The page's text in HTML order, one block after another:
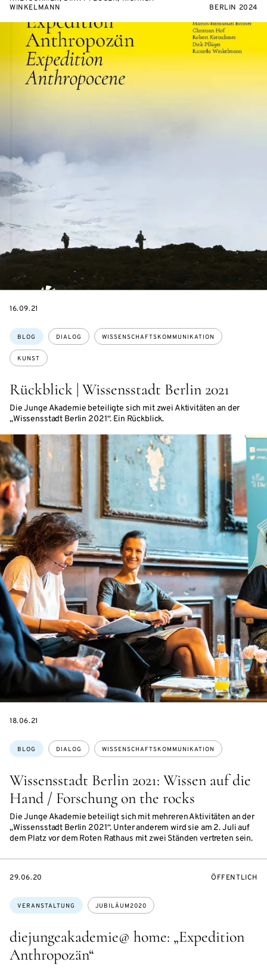
WINKELMANN
BERLIN 2024
Rückblick | Wissensstadt Berlin 2021
Die Junge Akademie beteiligte sich mit zwei Aktivitäten an der
„Wissensstadt Berlin 2021“. Ein Rückblick.
Themen:
BLOG DIALOG WISSENSCHAFTSKOMMUNIKATION
KUNST
DATE
16.09.21
Wissensstadt Berlin 2021: Wissen auf die
Hand / Forschung on the rocks
Die Junge Akademie beteiligt sich mit mehreren Aktivitäten an der
„Wissensstadt Berlin 2021“. Unter anderem wird sie am 2. Juli auf
dem Platz vor dem Roten Rathaus mit zwei Ständen vertreten sein.
Themen:
BLOG DIALOG WISSENSCHAFTSKOMMUNIKATION
DATE
18.06.21
diejungeakademie@ home: „Expedition
Anthropozän“
Themen:
VERANSTALTUNG JUBILÄUM2020
EVENTBEGINSON
29.06.20 ÖFFENTLICH